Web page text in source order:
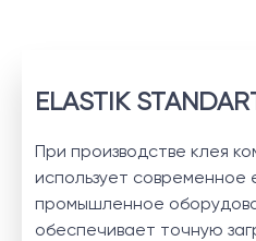
ELASTIK
При производстве клея
использует современное
промышленное
обеспечивает точную